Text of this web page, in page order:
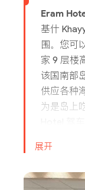
Eram
基什
围。您可
家 9 层楼
该国南部
供应各种
为是岛上
的其他服
展开